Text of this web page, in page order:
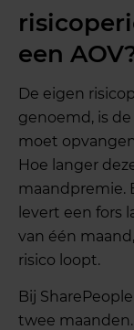
een
De eigen
genoemd, is
moet
Hoe langer
maandpremie.
levert een fors
van één
risico loopt.
Bij
twee